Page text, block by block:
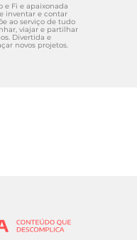
e Fi e apaixonada
inventar e contar
ao serviço de tudo
viajar e partilhar
Divertida e
novos projetos.